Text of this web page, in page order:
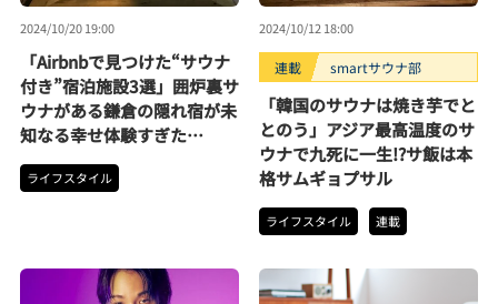
2024/10/20 19:00
「Airbnbで見つけた“サウナ
付き”宿泊施設3選」囲炉裏サ
ウナがある鎌倉の隠れ宿が未
知なる幸せ体験すぎた…
ライフスタイル
2024/10/12 18:00
連載 smartサウナ部
「韓国のサウナは焼き芋でと
とのう」アジア最高温度のサ
ウナで九死に一生!?サ飯は本
格サムギョプサル
ライフスタイル 連載